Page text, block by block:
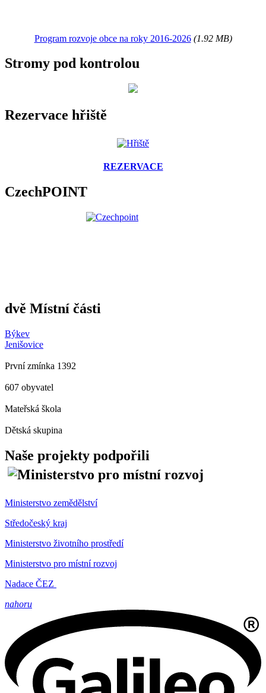
Program rozvoje obce na roky 2016-2026(1.92 MB)
Stromy pod kontrolou
Rezervace hřiště
REZERVACE
CzechPOINT
dvě Místní části
Býkev
Jenišovice
První zmínka 1392
607 obyvatel
Mateřská škola
Dětská skupina
Naše projekty podpořili
Ministerstvo zemědělství
Středočeský kraj
Ministerstvo životního prostředí
Ministerstvo pro místní rozvoj
Nadace ČEZ
nahoru